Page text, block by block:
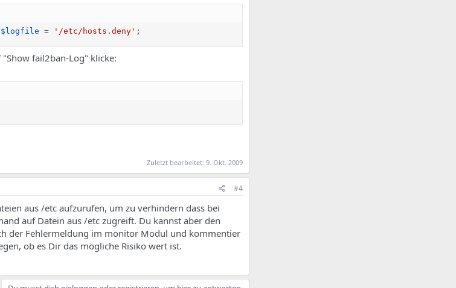
$logfile = '/etc/hosts.deny' ;
fail2ban-Log" klicke:
Zuletzt bearbeitet: 9. Okt. 2009
#4
aus /etc aufzurufen, um zu verhindern dass bei
auf Datein aus /etc zugreift. Du kannst aber den
der Fehlermeldung im monitor Modul und kommentier
ob es Dir das mögliche Risiko wert ist.